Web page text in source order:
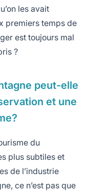
les avait
premiers temps de
est toujours mal
?
peut-elle
et une
du
plus subtiles et
de l’industrie
ce n’est pas que